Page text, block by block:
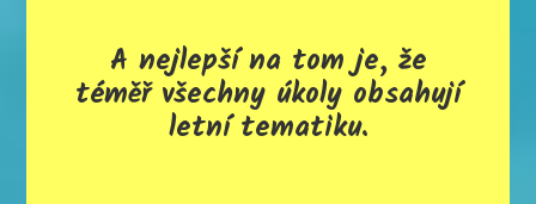
A nejlepší na tom je, že
téměř všechny úkoly obsahují
letní tematiku.